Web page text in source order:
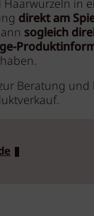
in
direkt am
sogleich
Beratung und